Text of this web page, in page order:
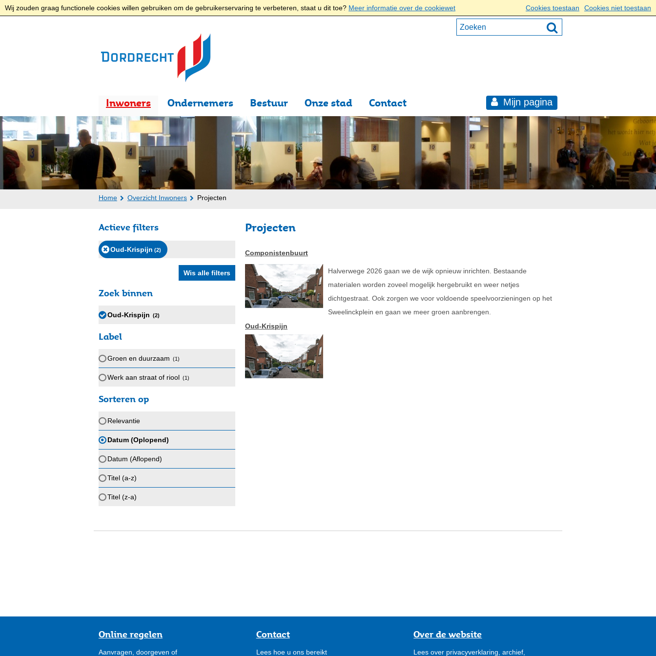
Wij zouden graag functionele cookies willen gebruiken om de gebruikerservaring te verbeteren, staat u dit toe? Meer informatie over de cookiewet Cookies toestaan Cookies niet toestaan
Inwoners Ondernemers Bestuur Onze stad Contact Mijn pagina
Home Overzicht Inwoners Projecten
Projecten
Componistenbuurt
Halverwege 2026 gaan we de wijk opnieuw inrichten. Bestaande
materialen worden zoveel mogelijk hergebruikt en weer netjes
dichtgestraat. Ook zorgen we voor voldoende speelvoorzieningen op het
Sweelinckplein en gaan we meer groen aanbrengen.
Oud-Krispijn
Actieve filters
Oud-Krispijn (2)
Zoek binnen
Oud-Krispijn (2)
Label
Groen en duurzaam (1)
Werk aan straat of riool (1)
Sorteren op
Relevantie
Datum (Oplopend)
Datum (Aflopend)
Titel (a-z)
Titel (z-a)
Online regelen
Aanvragen, doorgeven of
Contact
Lees hoe u ons bereikt
Over de website
Lees over privacyverklaring, archief,